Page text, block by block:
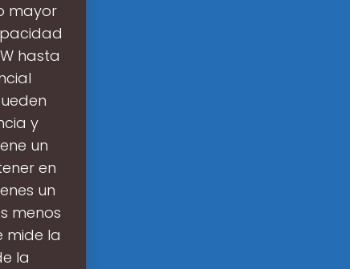
mayor
hasta
y
un
en
un
menos
mide la
la